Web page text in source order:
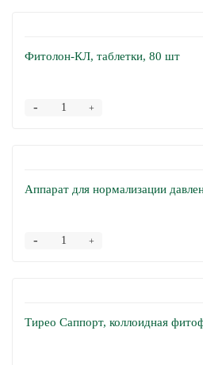
Фитолон-КЛ, таблетки, 80 шт
+
-
Аппарат для нормализации
+
-
Тирео Саппорт, коллоидная